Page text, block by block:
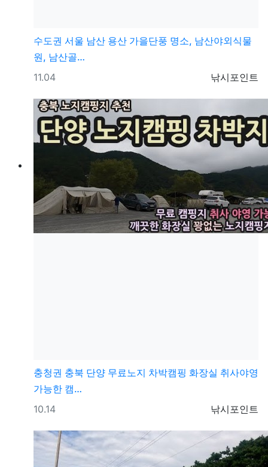
수도권 서울 남산 용산 가을단풍 명소, 남산야외식물
원, 남산골…
등록자
낚시포인트
등록일
11.04
충청권 충북 단양 무료노지 차박캠핑 화장실 취사야영
가능한 캠…
등록자
낚시포인트
등록일
10.14